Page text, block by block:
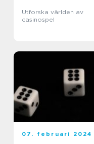
Utforska världen av
casinospel
07. februari 2024